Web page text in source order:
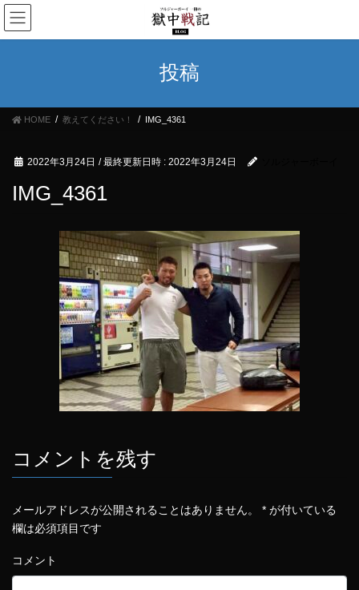
コ
ン
テ
ス
ナ
ビ
ゲ
ン
投稿
HOME 教えてください！ IMG_4361
2022年3月24日 / 最終更新日時 : 2022年3月24日
IMG_4361
コメントを残す
メールアドレスが公開されることはありません。 * が付いている
欄は必須項目です
コメント